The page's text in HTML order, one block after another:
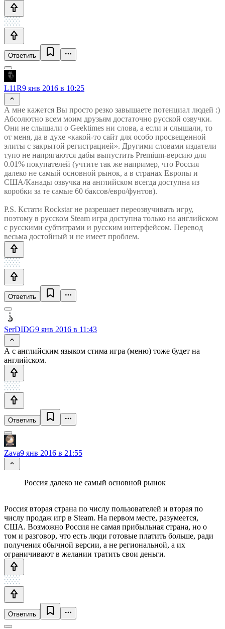
Ответить
L11R9 янв 2016 в 10:25
А мне кажется Вы просто резко завышаете потенциал людей :)
Абсолютно всем моим друзьям достаточно русской озвучки.
Они не слышали о Geektimes ни слова, а если и слышали, то
от меня, да в духе «какой-то сайт для особо просвещенной
элиты с закрытой регистрацией». Другими словами издатели
тупо не напрягаются дабы выпустить Premium-версию для
0.01% покупателей (учтите так же например, что Россия
далеко не самый основной рынок, а в странах Европы и
США/Канады озвучка на английском всегда доступна из
коробки за те самые 60 баксов/евро/фунтов).
P.S. Кстати Rockstar не разрешает переозвучивать игру,
поэтому в русском Steam игра доступна только на английском
с русскими субтитрами и русским интерфейсом. Перевод
весьма достойный и не имеет проблем.
Ответить
SerDIDG9 янв 2016 в 11:43
А с английским языком стима игра (меню) тоже будет на
английском.
Ответить
Zava9 янв 2016 в 21:55
Россия далеко не самый основной рынок
Россия вторая страна по числу пользователей и вторая по
числу продаж игр в Steam. На первом месте, разумеется,
США. Возможно Россия не самая прибыльная страна, но о
том и разговор, что есть люди готовые платить больше, ради
получения обычной версии, а не региональной, а их
ограничивают в желании тратить свои деньги.
Ответить